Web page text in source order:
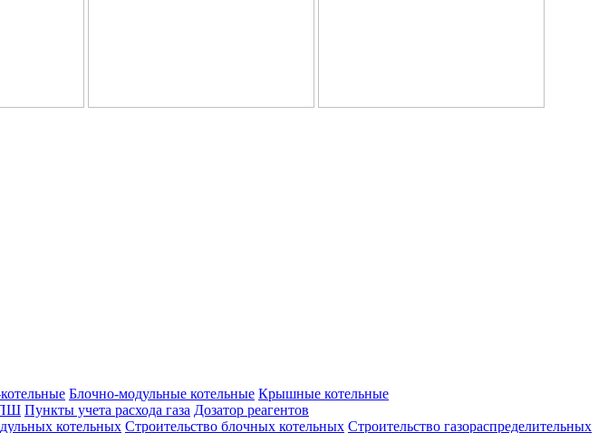
Блочно-модульные котельные Крышные котельные
Пункты учета расхода газа Дозатор реагентов
котельных Строительство блочных котельных Строительство газораспределительных